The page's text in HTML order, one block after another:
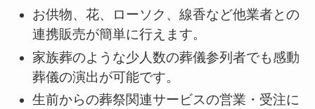
お供物、花、ローソク、線香など他業者との
連携販売が簡単に行えます。
家族葬のような少人数の葬儀参列者でも感動
葬儀の演出が可能です。
生前からの葬祭関連サービスの営業・受注に